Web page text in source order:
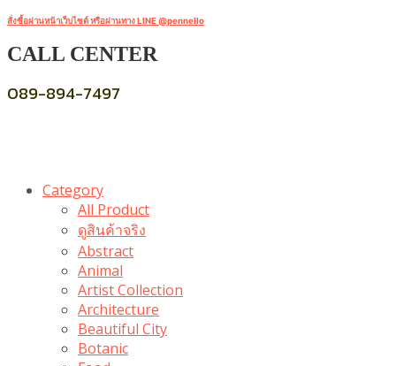
สั่งซื้อผ่านหน้าเว็บไซต์ หรือผ่านทาง LINE @pennello
CALL CENTER
089-894-7497
Category
All Product
ดูสินค้าจริง
Abstract
Animal
Artist Collection
Architecture
Beautiful City
Botanic